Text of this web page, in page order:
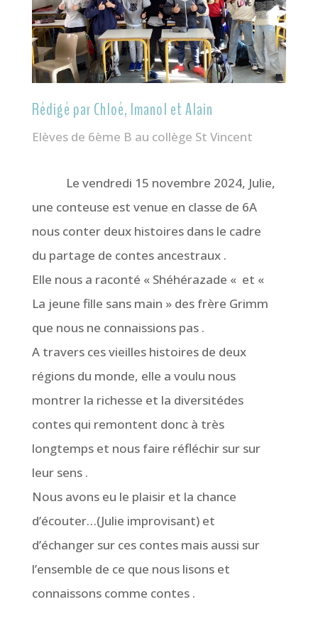
Rédigé par Chloé, Imanol et Alain
Elèves de 6ème B au collège St Vincent
Le vendredi 15 novembre 2024, Julie,
une conteuse est venue en classe de 6A
nous conter deux histoires dans le cadre
du partage de contes ancestraux .
Elle nous a raconté « Shéhérazade « et «
La jeune fille sans main » des frère Grimm
que nous ne connaissions pas .
A travers ces vieilles histoires de deux
régions du monde, elle a voulu nous
montrer la richesse et la diversitédes
contes qui remontent donc à très
longtemps et nous faire réfléchir sur sur
leur sens .
Nous avons eu le plaisir et la chance
d’écouter…(Julie improvisant) et
d’échanger sur ces contes mais aussi sur
l’ensemble de ce que nous lisons et
connaissons comme contes .